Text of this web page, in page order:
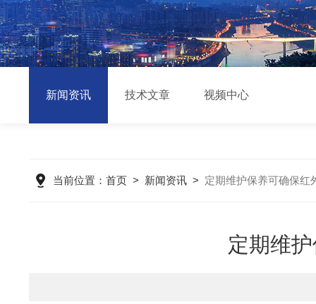
新闻资讯 技术文章 视频中心
当前位置： 首页> 新闻资讯> 定期维护保养可确保红
定期维